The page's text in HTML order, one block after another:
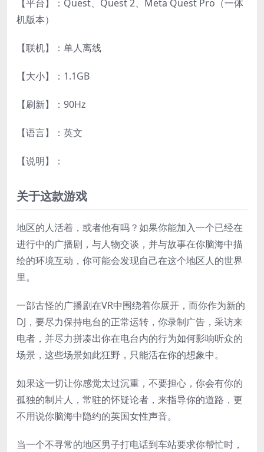
【平台】：Quest、Quest 2、Meta Quest Pro（一体
机版本）
【联机】：单人离线
【大小】：1.1GB
【刷新】：90Hz
【语言】：英文
【说明】：
关于这款游戏
地区的人活着，或者他有吗？如果你能加入一个已经在
进行中的广播剧，与人物交谈，并与故事在你脑海中描
绘的环境互动，你可能会发现自己在这个地区人的世界
里。
一部古怪的广播剧在VR中围绕着你展开，而你作为新的
DJ，要尽力保持电台的正常运转，你录制广告，采访来
电者，并尽力拼凑出你在电台内的行为如何影响听众的
场景，这些场景如此狂野，只能活在你的想象中。
如果这一切让你感觉太过沉重，不要担心，你会有你的
孤独的制片人，常驻的怀疑论者，来指导你的道路，更
不用说你脑海中隐约的英国女性声音。
当一个不寻常的地区男子打电话到车站要求你帮忙时，